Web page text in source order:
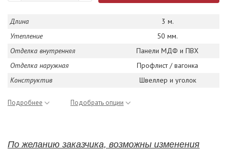
Длина
3 м.
Утепление
50 мм.
Отделка внутренняя
Панели МДФ и ПВХ
Отделка наружная
Профлист / вагонка
Конструктив
Швеллер и уголок
Подробнее Подобрать опции
По желанию заказчика, возможны изменения